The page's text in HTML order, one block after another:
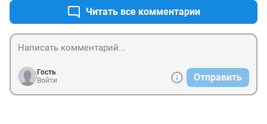
Читать все комментарии
Гость
Войти
Отправить